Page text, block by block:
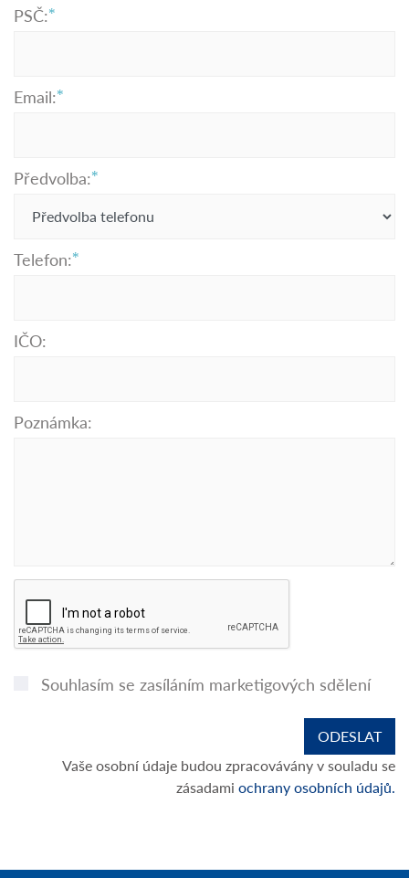
PSČ:
Email:
Předvolba:
Telefon:
IČO:
Poznámka:
Souhlasím se zasíláním marketigových sdělení
Vaše osobní údaje budou zpracovávány v souladu se
zásadami ochrany osobních údajů.